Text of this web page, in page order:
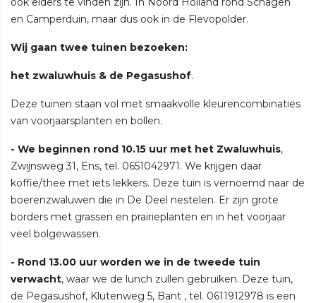
en Camperduin, maar dus ook in de Flevopolder.
Wij gaan twee tuinen bezoeken:
het zwaluwhuis & de Pegasushof.
Deze tuinen staan vol met smaakvolle kleurencombinaties
van voorjaarsplanten en bollen.
- We beginnen rond 10.15 uur met het Zwaluwhuis,
Zwijnsweg 31, Ens, tel. 0651042971. We krijgen daar
koffie/thee met iets lekkers. Deze tuin is vernoemd naar de
boerenzwaluwen die in De Deel nestelen. Er zijn grote
borders met grassen en prairieplanten en in het voorjaar
veel bolgewassen.
- Rond 13.00 uur worden we in de tweede tuin
verwacht, waar we de lunch zullen gebruiken. Deze tuin,
de Pegasushof, Klutenweg 5, Bant , tel. 0611912978 is een